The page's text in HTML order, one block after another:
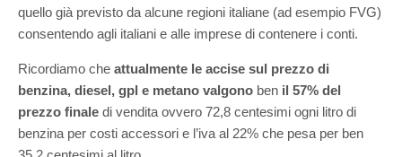
quello già previsto da alcune regioni italiane (ad esempio FVG)
consentendo agli italiani e alle imprese di contenere i conti.
Ricordiamo che attualmente le accise sul prezzo di
benzina, diesel, gpl e metano valgono ben il 57% del
prezzo finale di vendita ovvero 72,8 centesimi ogni litro di
benzina per costi accessori e l’iva al 22% che pesa per ben